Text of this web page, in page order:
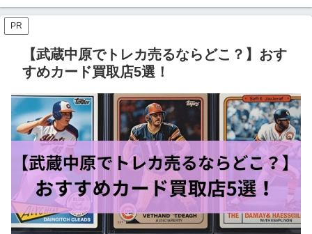
PR
【武蔵中原でトレカ売るならどこ？】おす
すめカード買取店5選！